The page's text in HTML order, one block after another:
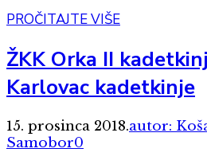
PROČITAJTE VIŠE
ŽKK Orka II
Karlovac kadetkinje
15. prosinca 2018.autor:
Samobor0